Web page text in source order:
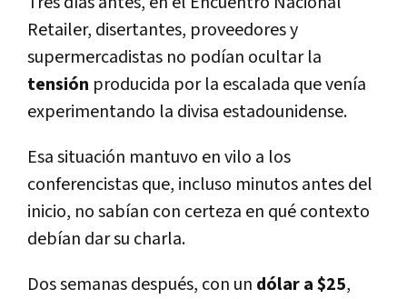
Retailer, disertantes, proveedores y
supermercadistas no podí­an ocultar la
tensión producida por la escalada que vení­a
experimentando la divisa estadounidense.
Esa situación mantuvo en vilo a los
conferencistas que, incluso minutos antes del
inicio, no sabí­an con certeza en qué contexto
debí­an dar su charla.
Dos semanas después, con un dólar a $25,